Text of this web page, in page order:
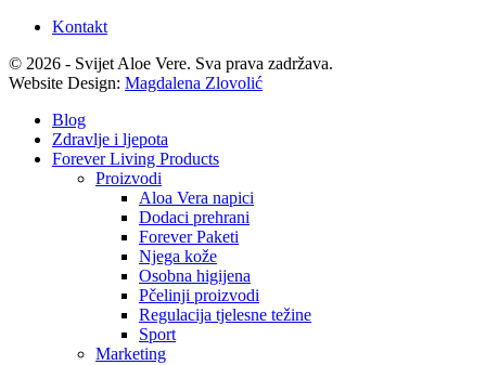
Kontakt
© 2026 - Svijet Aloe Vere. Sva prava zadržava.
Website Design: Magdalena Zlovolić
Blog
Zdravlje i ljepota
Forever Living Products
Proizvodi
Aloa Vera napici
Dodaci prehrani
Forever Paketi
Njega kože
Osobna higijena
Pčelinji proizvodi
Regulacija tjelesne težine
Sport
Marketing